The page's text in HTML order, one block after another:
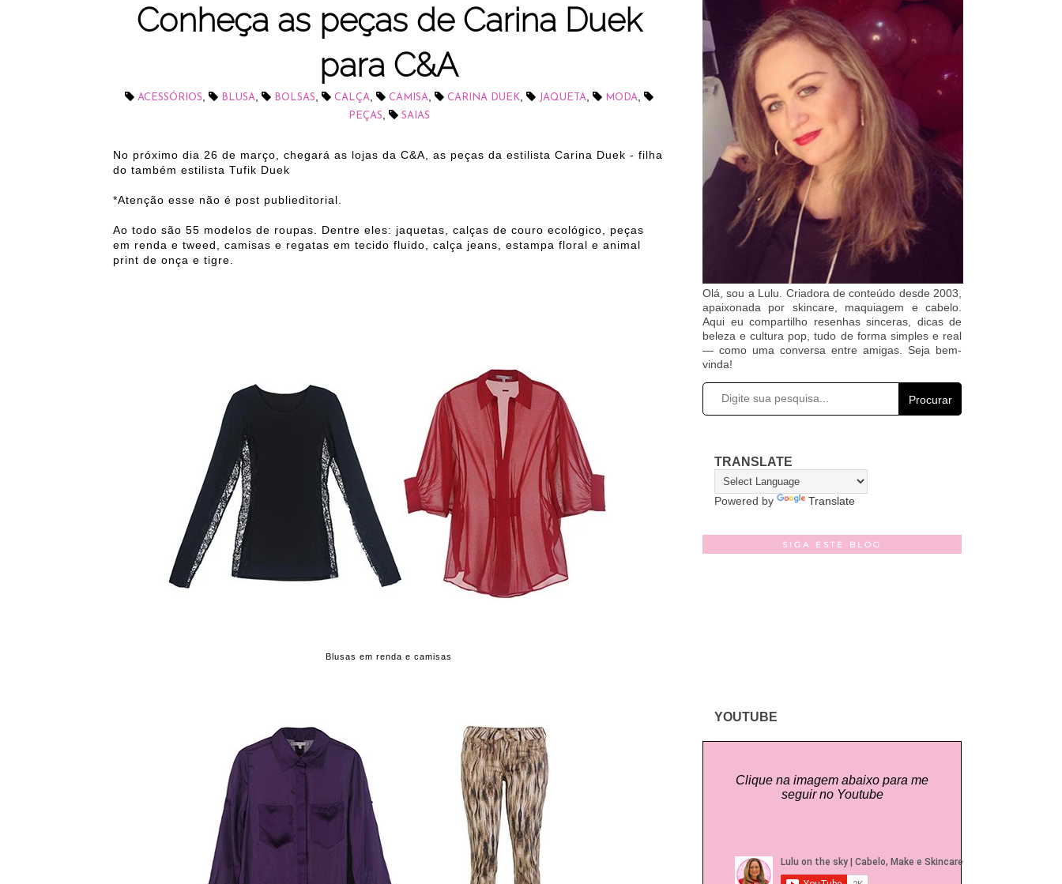
Conheça as peças de Carina Duek
para C&A
ACESSÓRIOS BLUSA BOLSAS CALÇA CAMISA CARINA DUEK, JAQUETA MODA
PEÇAS SAIAS
No próximo dia 26 de março, chegará as lojas da C&A, as peças da estilista Carina Duek - filha
do também estilista Tufik Duek
*Atenção esse não é post publieditorial.
Ao todo são 55 modelos de roupas. Dentre eles: jaquetas, calças de couro ecológico, peças
em renda e tweed, camisas e regatas em tecido fluido, calça jeans, estampa floral e animal
print de onça e tigre.
Blusas em renda e camisas
Olá, sou a Lulu. Criadora de conteúdo desde 2003,
apaixonada por skincare, maquiagem e cabelo.
Aqui eu compartilho resenhas sinceras, dicas de
beleza e cultura pop, tudo de forma simples e real
— como uma conversa entre amigas. Seja bem-
vinda!
Procurar
TRANSLATE
Powered by Translate
SIGA ESTE BLOG
YOUTUBE
Clique na imagem abaixo para me
seguir no Youtube